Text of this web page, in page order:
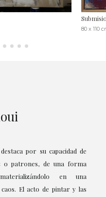
80 x 110
por su capacidad de
o patrones, de una forma
en una
El acto de pintar y las